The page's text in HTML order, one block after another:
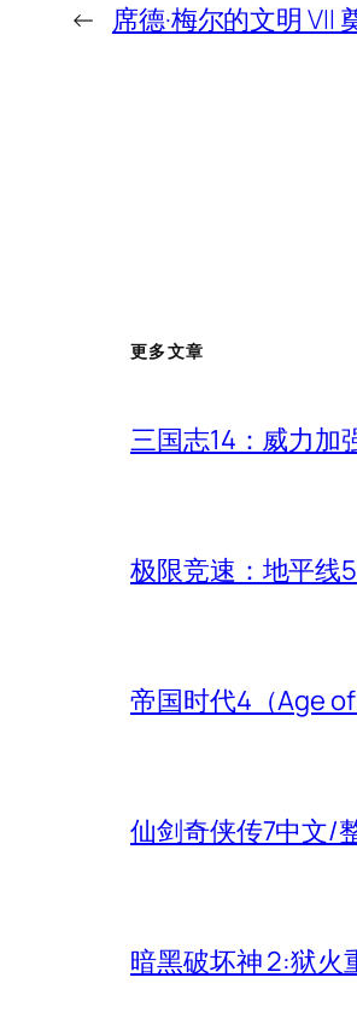
← 席德·梅尔的文明 VII
更多文章
三国志14：威力加
极限竞速：地平线
帝国时代4（Age
仙剑奇侠传7中文/
暗黑破坏神 2:狱